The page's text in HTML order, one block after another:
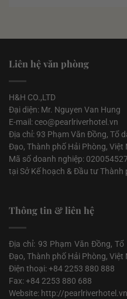
Liên hệ văn phòng
H&H CO.,LTD
Đại diện: Mr. Nguyen Van Hung
E-mail: ceo@pearlriverhotel.vn
Địa chỉ: 93 Phạm Văn Đồng, Tổ
Đạo, Thành phố Hải Phòng, Việt
Mã số doanh nghiệp:
tại Sở Kế hoạch & Đầu tư Thành
Thông tin & liên hệ
Địa chỉ: 93 Phạm Văn Đồng,
Đạo, Thành phố Hải Phòng, Việt
Điện thoại: +84 2253 880 888
Fax: +84 2253 880 688
Website: http://pearlriverhotel.vn